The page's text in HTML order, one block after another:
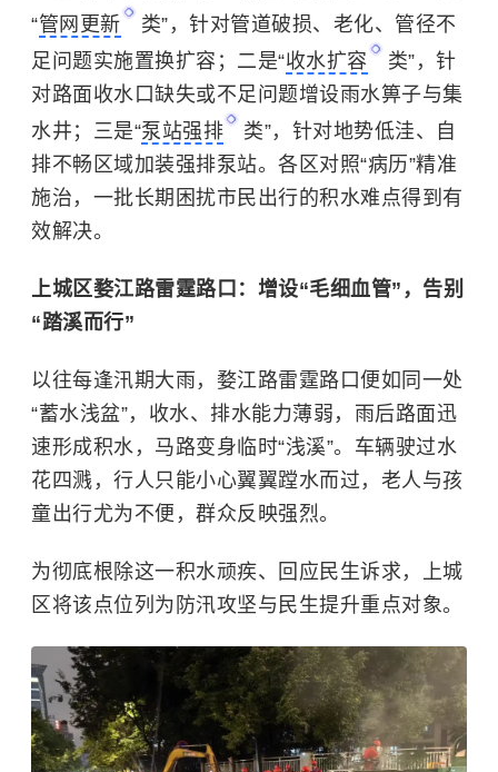
“管网更新
类”，针对管道破损、老化、管径不
足问题实施置换扩容；二是“收水扩容
类”，针
对路面收水口缺失或不足问题增设雨水箅子与集
水井；三是“泵站强排
类”，针对地势低洼、自
排不畅区域加装强排泵站。各区对照“病历”精准
施治，一批长期困扰市民出行的积水难点得到有
效解决。
上城区婺江路雷霆路口：增设“毛细血管”，告别
“踏溪而行”
以往每逢汛期大雨，婺江路雷霆路口便如同一处
“蓄水浅盆”，收水、排水能力薄弱，雨后路面迅
速形成积水，马路变身临时“浅溪”。车辆驶过水
花四溅，行人只能小心翼翼蹚水而过，老人与孩
童出行尤为不便，群众反映强烈。
为彻底根除这一积水顽疾、回应民生诉求，上城
区将该点位列为防汛攻坚与民生提升重点对象。